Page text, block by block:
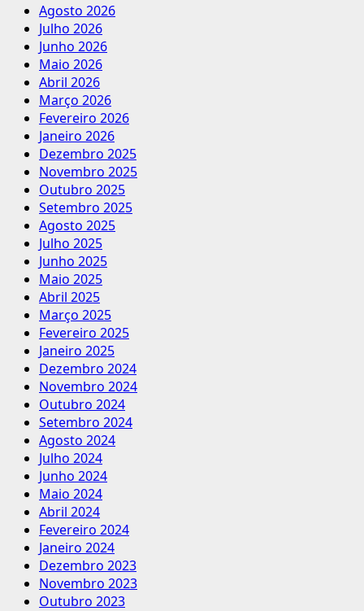
Agosto 2026
Julho 2026
Junho 2026
Maio 2026
Abril 2026
Março 2026
Fevereiro 2026
Janeiro 2026
Dezembro 2025
Novembro 2025
Outubro 2025
Setembro 2025
Agosto 2025
Julho 2025
Junho 2025
Maio 2025
Abril 2025
Março 2025
Fevereiro 2025
Janeiro 2025
Dezembro 2024
Novembro 2024
Outubro 2024
Setembro 2024
Agosto 2024
Julho 2024
Junho 2024
Maio 2024
Abril 2024
Fevereiro 2024
Janeiro 2024
Dezembro 2023
Novembro 2023
Outubro 2023